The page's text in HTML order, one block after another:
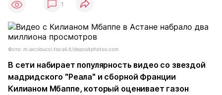
1
Фото: m.iacobucci.tiscali.it/depositphotos.com
В сети набирает популярность видео со звездой
мадридского "Реала" и сборной Франции
Килианом Мбаппе, который оценивает газон